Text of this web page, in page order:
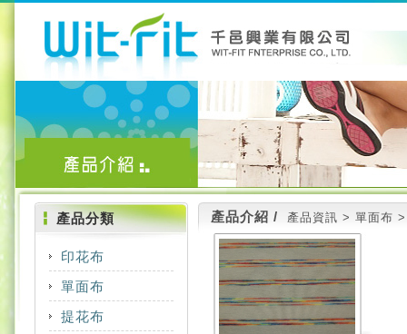
產品分類
印花布
COTTON
NYLON
單面布
COOLMAX
提花布
產品介紹 / 產品資訊 > 單面布